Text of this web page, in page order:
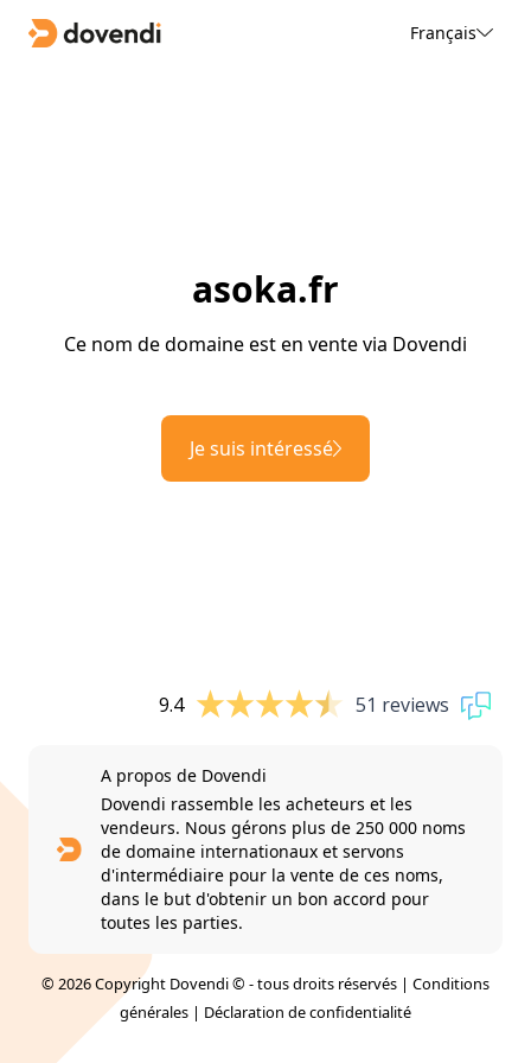
Français
asoka.fr
Ce nom de domaine est en vente via Dovendi
Je suis intéressé
9.4 51 reviews
A propos de Dovendi
Dovendi rassemble les acheteurs et les
vendeurs. Nous gérons plus de 250 000 noms
de domaine internationaux et servons
d'intermédiaire pour la vente de ces noms,
dans le but d'obtenir un bon accord pour
toutes les parties.
© 2026 Copyright Dovendi © - tous droits réservés | Conditions
générales | Déclaration de confidentialité